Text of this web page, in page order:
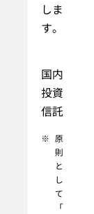
しま
す。
国内
投資
信託
※ 原
則
と
し
て
「